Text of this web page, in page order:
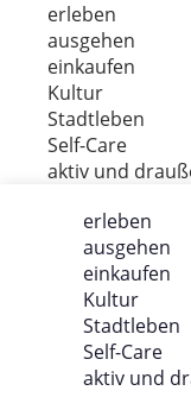
erleben
ausgehen
einkaufen
Kultur
Stadtleben
Self-Care
aktiv und
erleben
ausgehen
einkaufen
Kultur
Stadtleben
Self-Care
aktiv und
ÜBER UNS
Impressum
Datenschutz
Gewinnspiel
Werbung